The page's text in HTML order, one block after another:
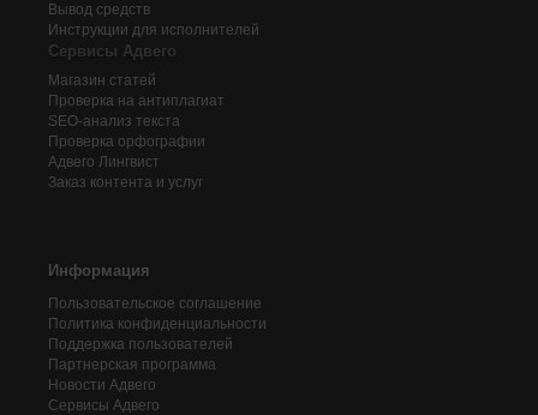
Вывод средств
Инструкции для исполнителей
Сервисы Адвего
Магазин статей
Проверка на антиплагиат
SEO-анализ текста
Проверка орфографии
Адвего Лингвист
Заказ контента и услуг
Информация
Пользовательское соглашение
Политика конфиденциальности
Поддержка пользователей
Партнерская программа
Новости Адвего
Сервисы Адвего